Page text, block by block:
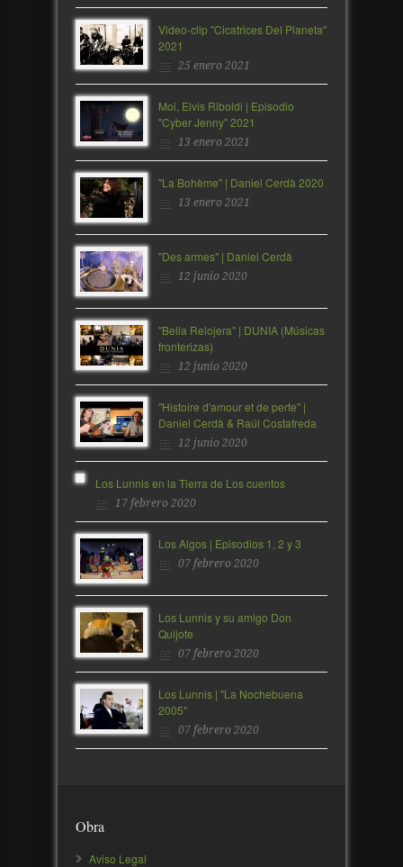
Video-clip "Cicatrices Del Planeta"
2021
25 enero 2021
Moi, Elvis Riboldi | Episodio
"Cyber Jenny" 2021
13 enero 2021
"La Bohème" | Daniel Cerdà 2020
13 enero 2021
"Des armes" | Daniel Cerdà
12 junio 2020
"Bella Relojera" | DUNIA (Músicas
fronterizas)
12 junio 2020
"Histoire d'amour et de perte" |
Daniel Cerdà & Raúl Costafreda
12 junio 2020
Los Lunnis en la Tierra de Los cuentos
17 febrero 2020
Los Algos | Episodios 1, 2 y 3
07 febrero 2020
Los Lunnis y su amigo Don
Quijote
07 febrero 2020
Los Lunnis | "La Nochebuena
2005"
07 febrero 2020
Obra
Aviso Legal